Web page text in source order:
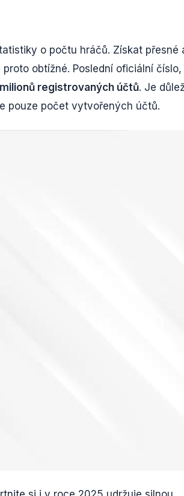
o počtu hráčů. Získat přesné
obtížné. Poslední oficiální číslo,
registrovaných účtů. Je
pouze počet vytvořených účtů.